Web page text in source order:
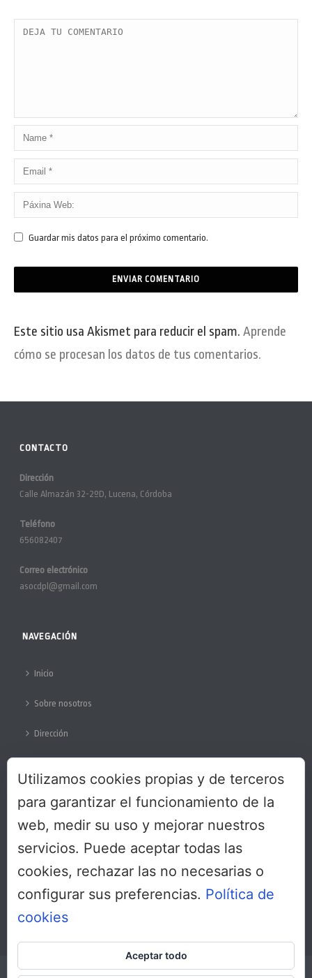
Guardar mis datos para el próximo comentario.
Este sitio usa Akismet para reducir el spam. Aprende
cómo se procesan los datos de tus comentarios.
CONTACTO
Dirección
Calle Almazán 32-2ºD, Lucena, Córdoba
Teléfono
656082407
Correo electrónico
asocdpl@gmail.com
NAVEGACIÓN
Inicio
Sobre nosotros
Dirección
SÍGUENOS
Copyright All Rights Reserved © 2017
Utilizamos cookies propias y de terceros
para garantizar el funcionamiento de la
web, medir su uso y mejorar nuestros
servicios. Puede aceptar todas las
cookies, rechazar las no necesarias o
configurar sus preferencias. Política de
cookies
Aceptar todo